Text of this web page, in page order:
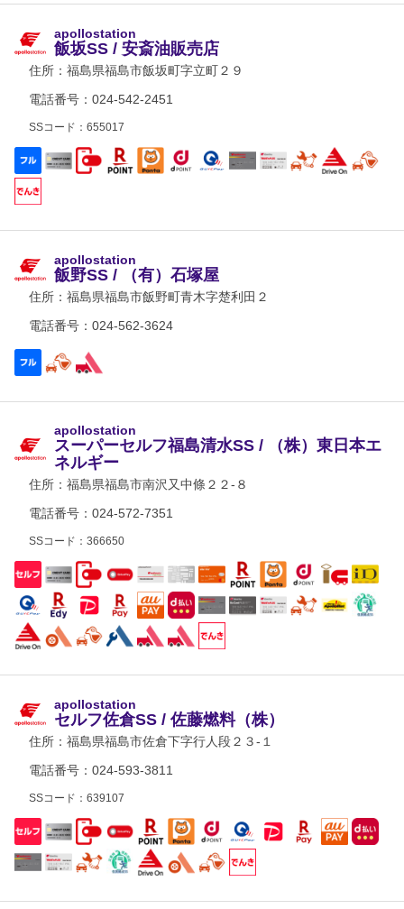
apollostation
飯坂SS / 安斎油販売店
住所： 福島県福島市飯坂町字立町２９
電話番号：024-542-2451
SSコード：655017
apollostation
飯野SS / （有）石塚屋
住所： 福島県福島市飯野町青木字楚利田２
電話番号：024-562-3624
apollostation
スーパーセルフ福島清水SS / （株）東日本エ
ネルギー
住所： 福島県福島市南沢又中條２２-８
電話番号：024-572-7351
SSコード：366650
apollostation
セルフ佐倉SS / 佐藤燃料（株）
住所： 福島県福島市佐倉下字行人段２３-１
電話番号：024-593-3811
SSコード：639107